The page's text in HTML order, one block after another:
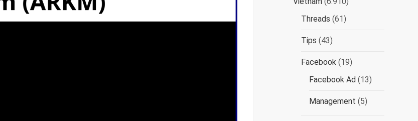
Threads (61)
Tips (43)
Facebook (19)
Facebook Ad (13)
Management (5)